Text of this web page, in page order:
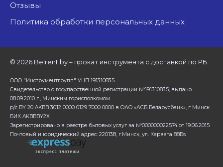
Отзывы
Политика обработки персональных данных
© 2026 Belrent.by – прокат инструмента с доставкой по РБ.
ООО "Инструментгрупп" УНП 191310835
Свидетельство о государственной регистрации №191310835, выдано
08.09.2010 г., Минским горисполкомом
р/с BY 20 AKBB 3012 0000 0129 7000 0000 в ОАО «АСБ Беларусбанк», г Минск.
БИК AKBBBY2X
Зарегистрировано в реестре бытовых услуг за №000000022574 от 19.06.2015
Почтовый и юридический адрес: 220138, г.Минск, ул. Карвата 88Бs